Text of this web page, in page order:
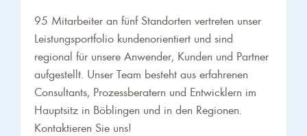
95 Mitarbeiter an fünf Standorten vertreten unser
Leistungsportfolio kundenorientiert und sind
regional für unsere Anwender, Kunden und Partner
aufgestellt. Unser Team besteht aus erfahrenen
Consultants, Prozessberatern und Entwicklern im
Hauptsitz in Böblingen und in den Regionen.
Kontaktieren Sie uns!